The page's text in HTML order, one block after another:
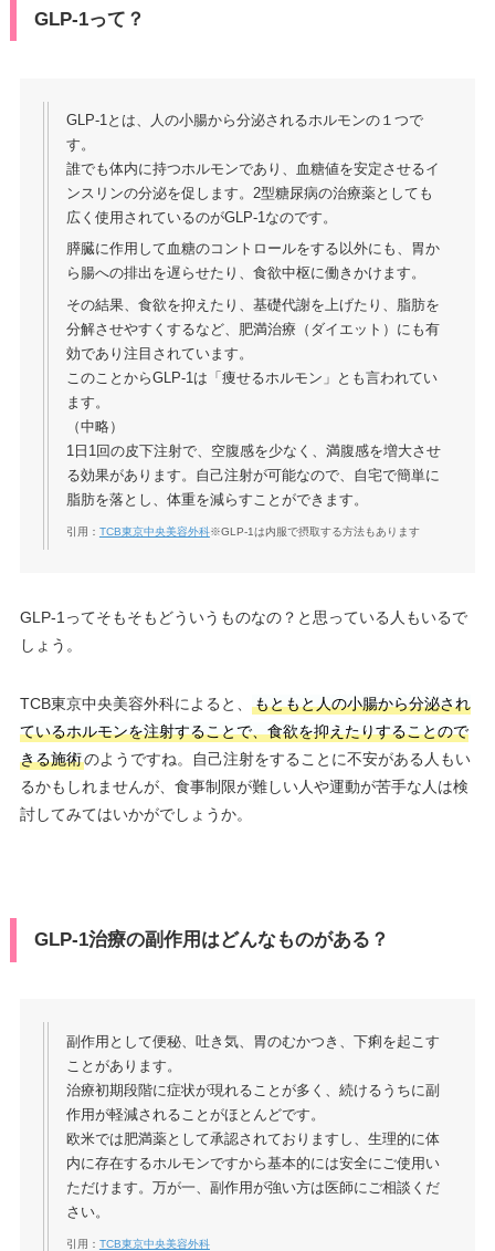
GLP-1って？
GLP-1とは、人の小腸から分泌されるホルモンの１つで
す。
誰でも体内に持つホルモンであり、血糖値を安定させるイ
ンスリンの分泌を促します。2型糖尿病の治療薬としても
広く使用されているのがGLP-1なのです。
膵臓に作用して血糖のコントロールをする以外にも、胃か
ら腸への排出を遅らせたり、食欲中枢に働きかけます。
その結果、食欲を抑えたり、基礎代謝を上げたり、脂肪を
分解させやすくするなど、肥満治療（ダイエット）にも有
効であり注目されています。
このことからGLP-1は「痩せるホルモン」とも言われてい
ます。
（中略）
1日1回の皮下注射で、空腹感を少なく、満腹感を増大させ
る効果があります。自己注射が可能なので、自宅で簡単に
脂肪を落とし、体重を減らすことができます。
引用： TCB東京中央美容外科※GLP-1は内服で摂取する方法もあります
GLP-1ってそもそもどういうものなの？と思っている人もいるで
しょう。
TCB東京中央美容外科によると、
もともと人の小腸から分泌され
ているホルモンを注射することで、食欲を抑えたりすることので
きる施術のようですね。自己注射をすることに不安がある人もい
るかもしれませんが、食事制限が難しい人や運動が苦手な人は検
討してみてはいかがでしょうか。
GLP-1治療の副作用はどんなものがある？
副作用として便秘、吐き気、胃のむかつき、下痢を起こす
ことがあります。
治療初期段階に症状が現れることが多く、続けるうちに副
作用が軽減されることがほとんどです。
欧米では肥満薬として承認されておりますし、生理的に体
内に存在するホルモンですから基本的には安全にご使用い
ただけます。万が一、副作用が強い方は医師にご相談くだ
さい。
引用： TCB東京中央美容外科